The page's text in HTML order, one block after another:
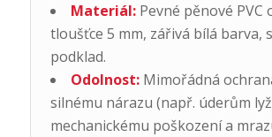
Materiál:Pevné pěnové PVC
tloušťce 5 mm, zářivá bílá barva,
podklad.
Odolnost:Mimořádná
silnému nárazu (např. úderům
mechanickému poškození a